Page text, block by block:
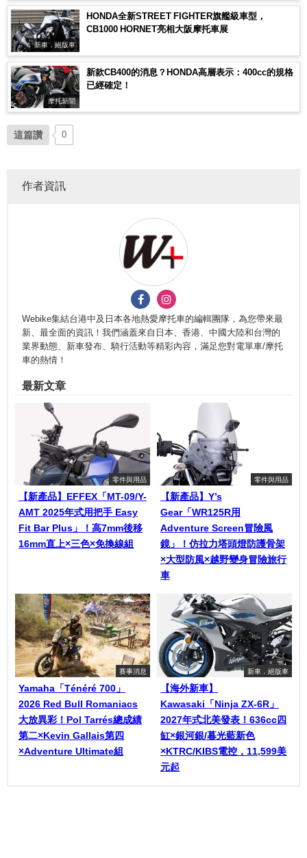
新車．絕版車
HONDA全新STREET FIGHTER旗艦級車型，
CB1000 HORNET亮相大阪摩托車展
摩托新聞
新款CB400的消息？HONDA高層表示：400cc的規格
已經確定！
這篇讚 0
作者資訊
Webike集結台港中及日本各地熱愛摩托車的編輯團隊，為您帶來最
新、最全面的資訊！我們涵蓋來自日本、香港、中國大陸和台灣的
業界動態、新車發布、騎行活動等精彩內容，滿足您對電單車/摩托
車的熱情！
最新文章
零件與用品
【新產品】EFFEX「MT-09/Y-
AMT 2025年式用把手 Easy
Fit Bar Plus」！高7mm後移
16mm直上×三色×免換線組
零件與用品
【新產品】Y’s
Gear「WR125R用
Adventure Screen冒險風
鏡」！仿拉力塔頭燈防護骨架
×大型防風×越野變身冒險旅行
車
賽事消息
Yamaha「Ténéré 700」
2026 Red Bull Romaniacs
大放異彩！Pol Tarrés總成績
第二×Kevin Gallais第四
×Adventure Ultimate組
新車．絕版車
【海外新車】
Kawasaki「Ninja ZX-6R」
2027年式北美發表！636cc四
缸×銀河銀/暮光藍新色
×KTRC/KIBS電控，11,599美
元起